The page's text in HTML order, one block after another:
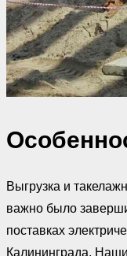
Выгрузка и
важно было
поставках
Калининграда.